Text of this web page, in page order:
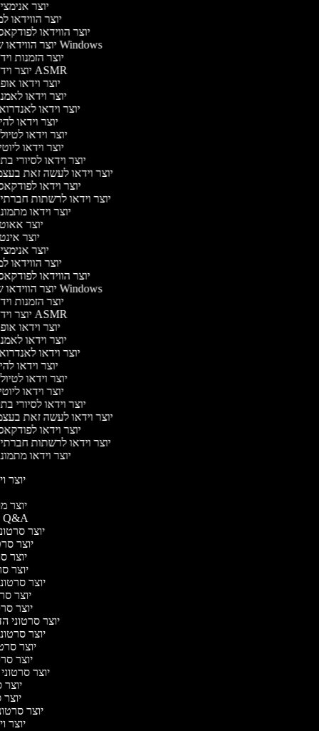
יוצר
יוצר הווידאו
יוצר הווידאו
יוצר הווידאו של Windows
יוצר הזמנות
יוצר וידאו ASMR
יוצר וידאו
יוצר וידאו
יוצר וידאו
יוצר וידאו
יוצר וידאו
יוצר וידאו
יוצר וידאו לסיורי
יוצר וידאו לעשה זאת
יוצר וידאו
יוצר וידאו לרשתות
יוצר וידאו
יוצר
יוצר
יוצר
יוצר הווידאו
יוצר הווידאו
יוצר הווידאו של Windows
יוצר הזמנות
יוצר וידאו ASMR
יוצר וידאו
יוצר וידאו
יוצר וידאו
יוצר וידאו
יוצר וידאו
יוצר וידאו
יוצר וידאו לסיורי
יוצר וידאו לעשה זאת
יוצר וידאו
יוצר וידאו לרשתות
יוצר וידאו
יוצר
יוצר
יוצר סרטוני Q&A
יוצר
יוצר
יוצר
יוצר
יוצר
יוצר
יוצר
יוצר סרטוני
יוצר
יוצר
יוצר
יוצר
יוצר
יוצר
יוצר
יוצר